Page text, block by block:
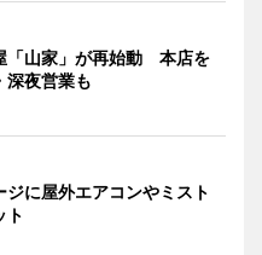
「山家」が再始動 本店を
深夜営業も
ジに屋外エアコンやミスト
ト